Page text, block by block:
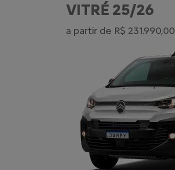
VITRÉ 25/26
a partir de R$ 231.990,00